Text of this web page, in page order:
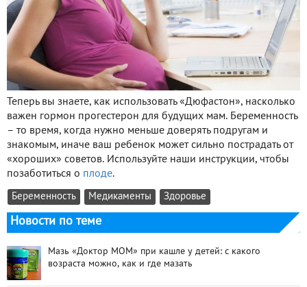
Теперь вы знаете, как использовать «Дюфастон», насколько
важен гормон прогестерон для будущих мам. Беременность
– то время, когда нужно меньше доверять подругам и
знакомым, иначе ваш ребенок может сильно пострадать от
«хороших» советов. Используйте наши инструкции, чтобы
позаботиться о плоде.
Беременность Медикаменты Здоровье
Новости по теме
Мазь «Доктор МОМ» при кашле у детей: с какого
возраста можно, как и где мазать